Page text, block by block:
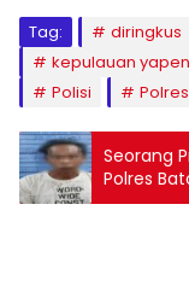
Tag: diringkus
kepulauan yapen
Polisi
Seorang
Polres